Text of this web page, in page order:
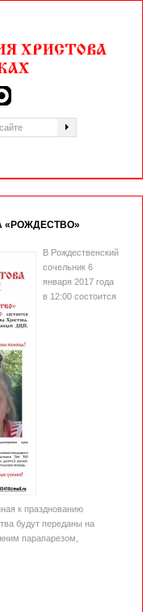
«РОЖДЕСТВО»
В Рождественский
сочельник 6
января 2017 года
в 12:00 состоится
к празднованию
будут переданы на
парапарезом,